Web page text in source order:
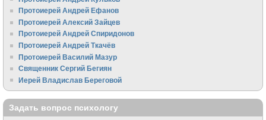
Протоиерей Андрей Ефанов
Протоиерей Алексий Зайцев
Протоиерей Андрей Спиридонов
Протоиерей Андрей Ткачёв
Протоиерей Василий Мазур
Священник Сергий Бегиян
Иерей Владислав Береговой
Задать вопрос психологу